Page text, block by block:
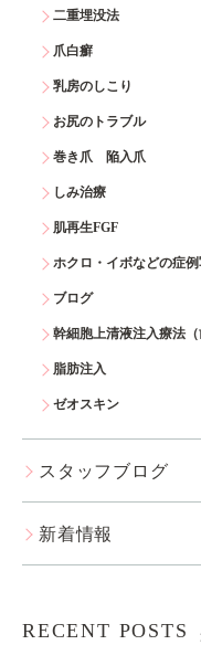
二重埋没法
爪白癬
乳房のしこり
お尻のトラブル
巻き爪 陥入爪
しみ治療
肌再生FGF
ホクロ・イボなどの症
ブログ
幹細胞上清液注入療法（
脂肪注入
ゼオスキン
スタッフブログ
新着情報
RECENT POSTS